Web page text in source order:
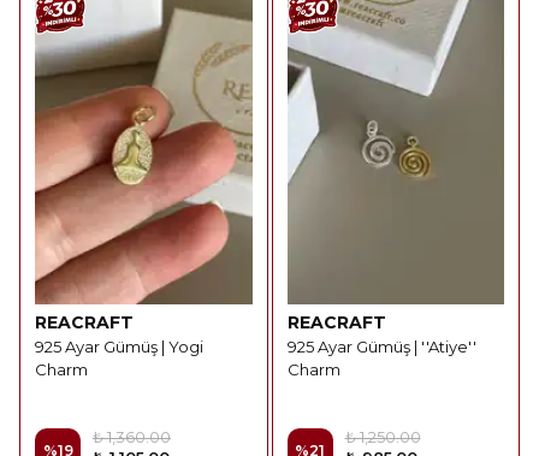
REACRAFT
925 Ayar Gümüş | Yogi
Charm
%19
₺ 1,360.00
REACRAFT
925 Ayar Gümüş | ''Atiye''
Charm
%21
₺ 1,250.00